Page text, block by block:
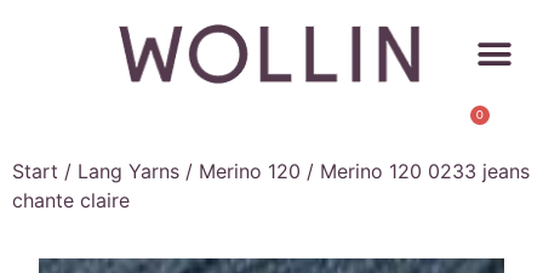
0
Start / Lang Yarns / Merino 120 / Merino 120 0233 jeans
chante claire